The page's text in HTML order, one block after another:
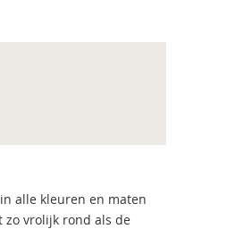
alle kleuren en maten
zo vrolijk rond als de